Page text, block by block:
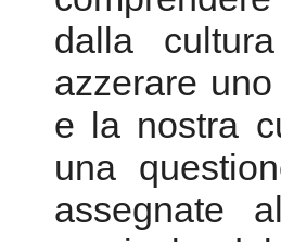
dalla
azzerare
e la nostra
una
assegnate